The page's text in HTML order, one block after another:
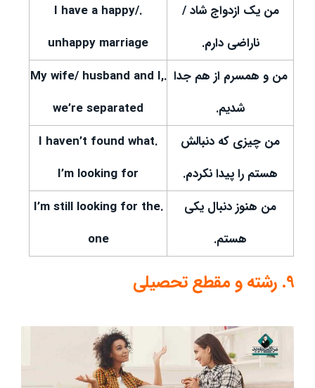
من یک ازدواج شاد /
ناراضی دارم.
.I have a happy/
unhappy marriage
من و همسرم از هم جدا
شدیم.
.My wife/ husband and I,
we’re separated
من چیزی که دنبالش
هستم را پیدا نکردم.
.I haven’t found what
I’m looking for
من هنوز دنبال یکی
هستم.
.I’m still looking for the
one
9. رشته و مقطع تحصیلی